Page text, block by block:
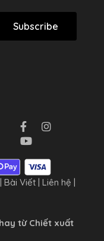
Subscribe
Bài Viết Liên hệ
từ Chiết xuất